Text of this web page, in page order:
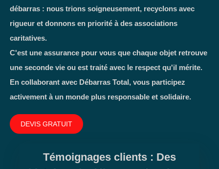
débarras : nous trions soigneusement, recyclons avec
rigueur et donnons en priorité à des associations
caritatives.
C'est une assurance pour vous que chaque objet retrouve
une seconde vie ou est traité avec le respect qu'il mérite.
En collaborant avec Débarras Total, vous participez
activement à un monde plus responsable et solidaire.
DEVIS GRATUIT
Témoignages clients : Des